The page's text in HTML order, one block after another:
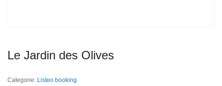
Le Jardin des Olives
Categorie: Listeo booking